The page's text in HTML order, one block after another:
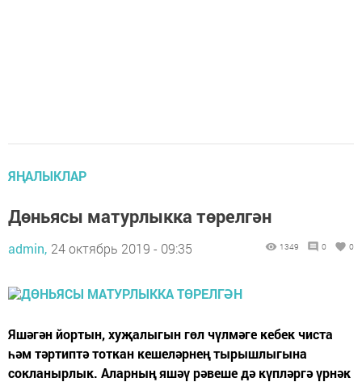
ЯҢАЛЫКЛАР
Дөньясы матурлыкка төрелгән
admin, 24 октябрь 2019 - 09:35 1349 0 0
Яшәгән йортын, хуҗалыгын гөл чүлмәге кебек чиста
һәм тәртиптә тоткан кешеләрнең тырышлыгына
сокланырлык. Аларның яшәү рәвеше дә күпләргә үрнәк